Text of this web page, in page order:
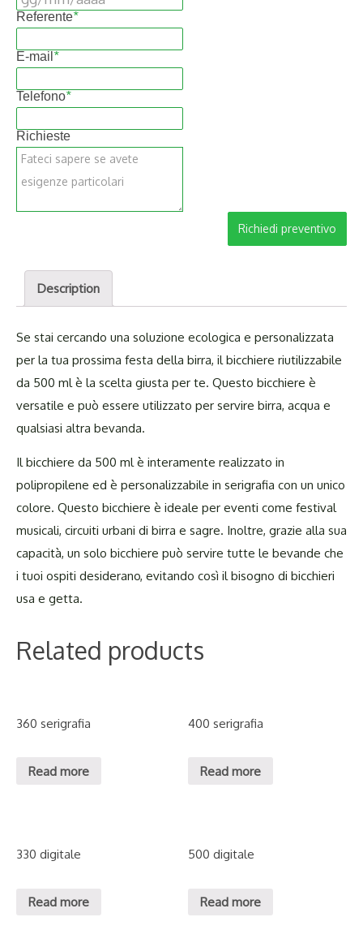
Referente*
E-mail *
Telefono*
Richieste
Richiedi preventivo
Description
Se stai cercando una soluzione ecologica e personalizzata
per la tua prossima festa della birra, il bicchiere riutilizzabile
da 500 ml è la scelta giusta per te. Questo bicchiere è
versatile e può essere utilizzato per servire birra, acqua e
qualsiasi altra bevanda.
Il bicchiere da 500 ml è interamente realizzato in
polipropilene ed è personalizzabile in serigrafia con un unico
colore. Questo bicchiere è ideale per eventi come festival
musicali, circuiti urbani di birra e sagre. Inoltre, grazie alla sua
capacità, un solo bicchiere può servire tutte le bevande che
i tuoi ospiti desiderano, evitando così il bisogno di bicchieri
usa e getta.
Related products
360 serigrafia
Read more
400 serigrafia
Read more
330 digitale
Read more
500 digitale
Read more